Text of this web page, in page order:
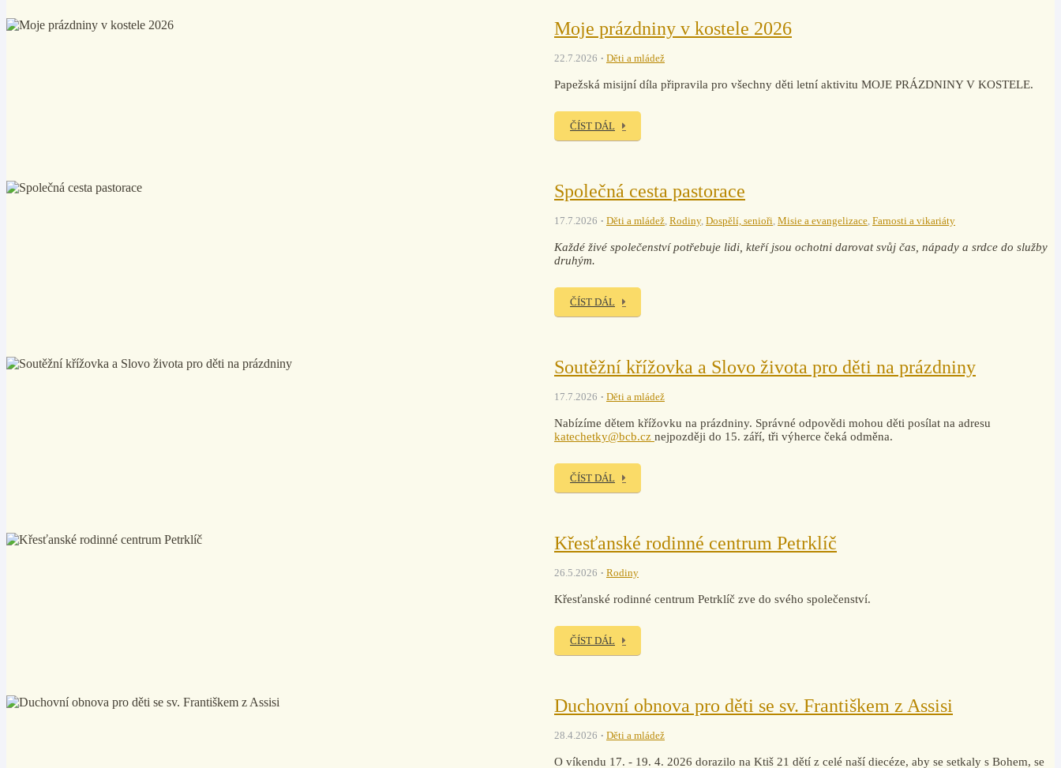
Moje prázdniny v kostele 2026
22.7.2026 Děti a mládež
Papežská misijní díla připravila pro všechny děti letní aktivitu MOJE PRÁZDNINY V KOSTELE.
ČÍST DÁL
Společná cesta pastorace
17.7.2026 Děti a mládež, Rodiny, Dospělí, senioři, Misie a evangelizace, Farnosti a vikariáty
Každé živé společenství potřebuje lidi, kteří jsou ochotni darovat svůj čas, nápady a srdce do služby
druhým.
ČÍST DÁL
Soutěžní křížovka a Slovo života pro děti na prázdniny
17.7.2026 Děti a mládež
Nabízíme dětem křížovku na prázdniny. Správné odpovědi mohou děti posílat na adresu
katechetky@bcb.cz nejpozději do 15. září, tři výherce čeká odměna.
ČÍST DÁL
Křesťanské rodinné centrum Petrklíč
26.5.2026 Rodiny
Křesťanské rodinné centrum Petrklíč zve do svého společenství.
ČÍST DÁL
Duchovní obnova pro děti se sv. Františkem z Assisi
28.4.2026 Děti a mládež
O víkendu 17. - 19. 4. 2026 dorazilo na Ktiš 21 dětí z celé naší diecéze, aby se setkaly s Bohem, se